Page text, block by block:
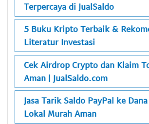
Terpercaya di JualSaldo
5 Buku Kripto Terbaik &
Literatur Investasi
Cek Airdrop Crypto dan Klaim
Aman | JualSaldo.com
Jasa Tarik Saldo PayPal ke
Lokal Murah Aman